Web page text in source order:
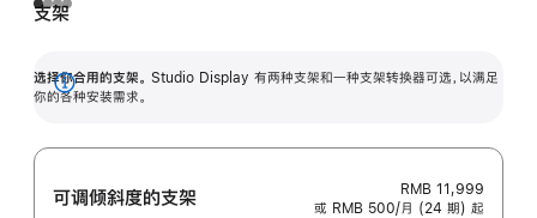
支架
选择你合用的支架。 Studio Display 有两种支架和一种支架转换器可选，以满足
你的各种安装需求。
展
可调倾斜度的支架
RMB 11,999
或 RMB 500/月 (24 期) 起